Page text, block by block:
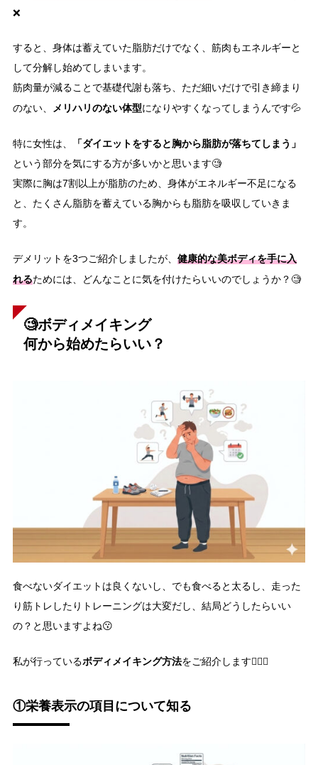
❌
すると、身体は蓄えていた脂肪だけでなく、筋肉もエネルギーと
して分解し始めてしまいます。
筋肉量が減ることで基礎代謝も落ち、ただ細いだけで引き締まり
のない、
メリハリのない体型になりやすくなってしまうんです💦
特に女性は、
「ダイエットをすると胸から脂肪が落ちてしまう」
という部分を気にする方が多いかと思います🧐
実際に胸は7割以上が脂肪のため、身体がエネルギー不足になる
と、たくさん脂肪を蓄えている胸からも脂肪を吸収していきま
す。
デメリットを3つご紹介しましたが、 健康的な美ボディを手に入
れるためには、どんなことに気を付けたらいいのでしょうか？🧐
🧐ボディメイキング
何から始めたらいい？
食べないダイエットは良くないし、でも食べると太るし、走った
り筋トレしたりトレーニングは大変だし、結局どうしたらいい
の？と思いますよね😗
私が行っているボディメイキング方法をご紹介します🏋🏻‍♀️
①栄養表示の項目について知る